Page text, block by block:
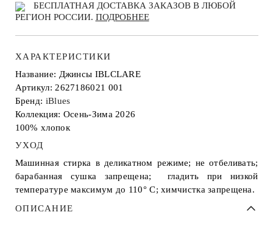
БЕСПЛАТНАЯ ДОСТАВКА ЗАКАЗОВ В ЛЮБОЙ
РЕГИОН РОССИИ. ПОДРОБНЕЕ
ХАРАКТЕРИСТИКИ
Название: Джинсы IBLCLARE
Артикул: 2627186021 001
Бренд: iBlues
Коллекция: Осень-Зима 2026
100% хлопок
УХОД
Машинная стирка в деликатном режиме; не отбеливать;
барабанная сушка запрещена; гладить при низкой
температуре максимум до 110° С; химчистка запрещена.
ОПИСАНИЕ